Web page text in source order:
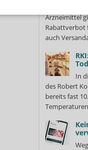
Arzneimittel
Rabattverbot
auch
In
des Robert
bereits fast